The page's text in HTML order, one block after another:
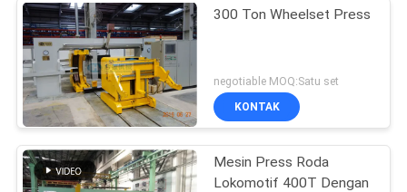
300 Ton Wheelset Press
negotiable MOQ:Satu set
KONTAK
Mesin Press Roda
Lokomotif 400T Dengan